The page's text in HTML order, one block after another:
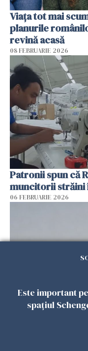
Viața tot mai
planurile
revină acasă
08 FEBRUARIE 2026
Patronii spun că
muncitorii străini
06 FEBRUARIE 2026
Muncitori
în Spania: 17
Este important
spațiul